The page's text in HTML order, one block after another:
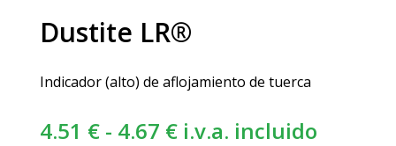
Dustite LR®
Indicador (alto) de aflojamiento de tuerca
4.51 € - 4.67 €Rango
i.v.a. incluido